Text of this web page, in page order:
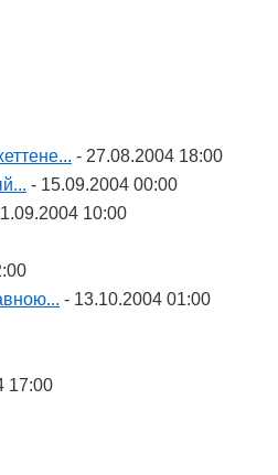
- 27.08.2004 18:00
- 15.09.2004 00:00
10:00
- 13.10.2004 01:00
17:00